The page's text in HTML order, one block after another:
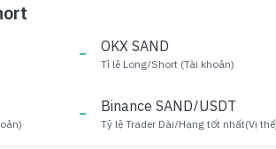
- OKX SAND
Tỉ lệ Long/Short (Tài khoản)
- Binance SAND/USDT
Tỷ lệ Trader Dài/Hạng tốt nhất(Vị